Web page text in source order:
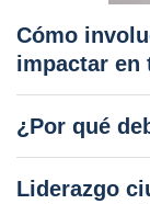
Cómo
impactar en
¿Por qué
Liderazgo